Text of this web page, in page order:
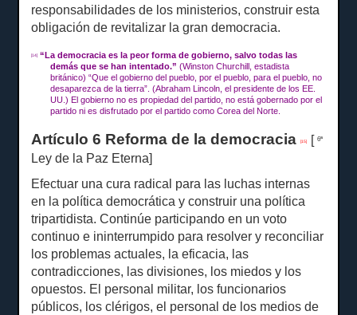
responsabilidades de los ministerios, construir esta
obligación de revitalizar la gran democracia.
[14] “La democracia es la peor forma de gobierno, salvo todas las
demás que se han intentado.”(Winston Churchill, estadista
británico) “Que el gobierno del pueblo, por el pueblo, para el pueblo, no
desaparezca de la tierra”.(Abraham Lincoln, el presidente de los EE.
UU.) El gobierno no es propiedad del partido, no está gobernado por el
partido ni es disfrutado por el partido como Corea del Norte.
Artículo 6 Reforma de la democracia[15] [6ª
Ley de la Paz Eterna]
Efectuar una cura radical para las luchas internas
en la política democrática y construir una política
tripartidista.Continúe participando en un voto
continuo e ininterrumpido para resolver y reconciliar
los problemas actuales, la eficacia, las
contradicciones, las divisiones, los miedos y los
opuestos. El personal militar, los funcionarios
públicos, los clérigos, el personal de los medios de